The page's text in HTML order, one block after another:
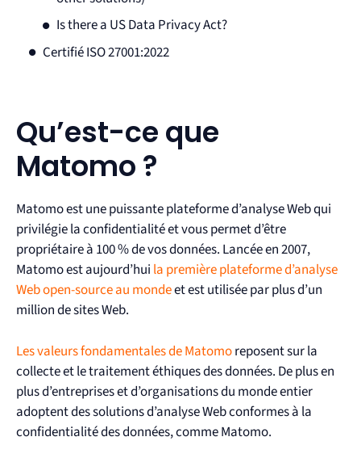
Is there a US Data Privacy Act?
Certifié ISO 27001:2022
Qu’est-ce que
Matomo ?
Matomo est une puissante plateforme d’analyse Web qui
privilégie la confidentialité et vous permet d’être
propriétaire à 100 % de vos données. Lancée en 2007,
Matomo est aujourd’hui la première plateforme d’analyse
Web open-source au mondeet est utilisée par plus d’un
million de sites Web.
Les valeurs fondamentales de Matomoreposent sur la
collecte et le traitement éthiques des données. De plus en
plus d’entreprises et d’organisations du monde entier
adoptent des solutions d’analyse Web conformes à la
confidentialité des données, comme Matomo.